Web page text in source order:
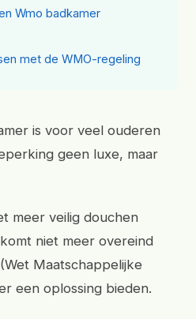
Wmo badkamer
met de WMO-regeling
is voor veel ouderen
geen luxe, maar
meer veilig douchen
niet meer overeind
Maatschappelijke
een oplossing bieden.